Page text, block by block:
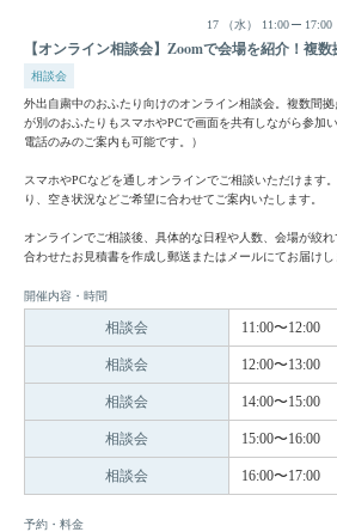
17 （水） 11:00 17:00
【オンライン相談会】Zoomで会場を紹介！複
相談会
外出自粛中のおふたり向けのオンライン相談会。複数間
が別のおふたりもスマホやPCで画面を共有しながら参加
電話のみのご案内も可能です。）
スマホやPCなどを通しオンラインでご相談いただけます
り、空き状況などご希望に合わせてご案内いたします。
オンラインでご相談後、具体的な日程や人数、会場が絞
合わせたお見積書を作成し郵送またはメールにてお届けし
開催内容・時間
相談会 11:00〜12:00
相談会 12:00〜13:00
相談会 14:00〜15:00
相談会 15:00〜16:00
相談会 16:00〜17:00
予約・料金